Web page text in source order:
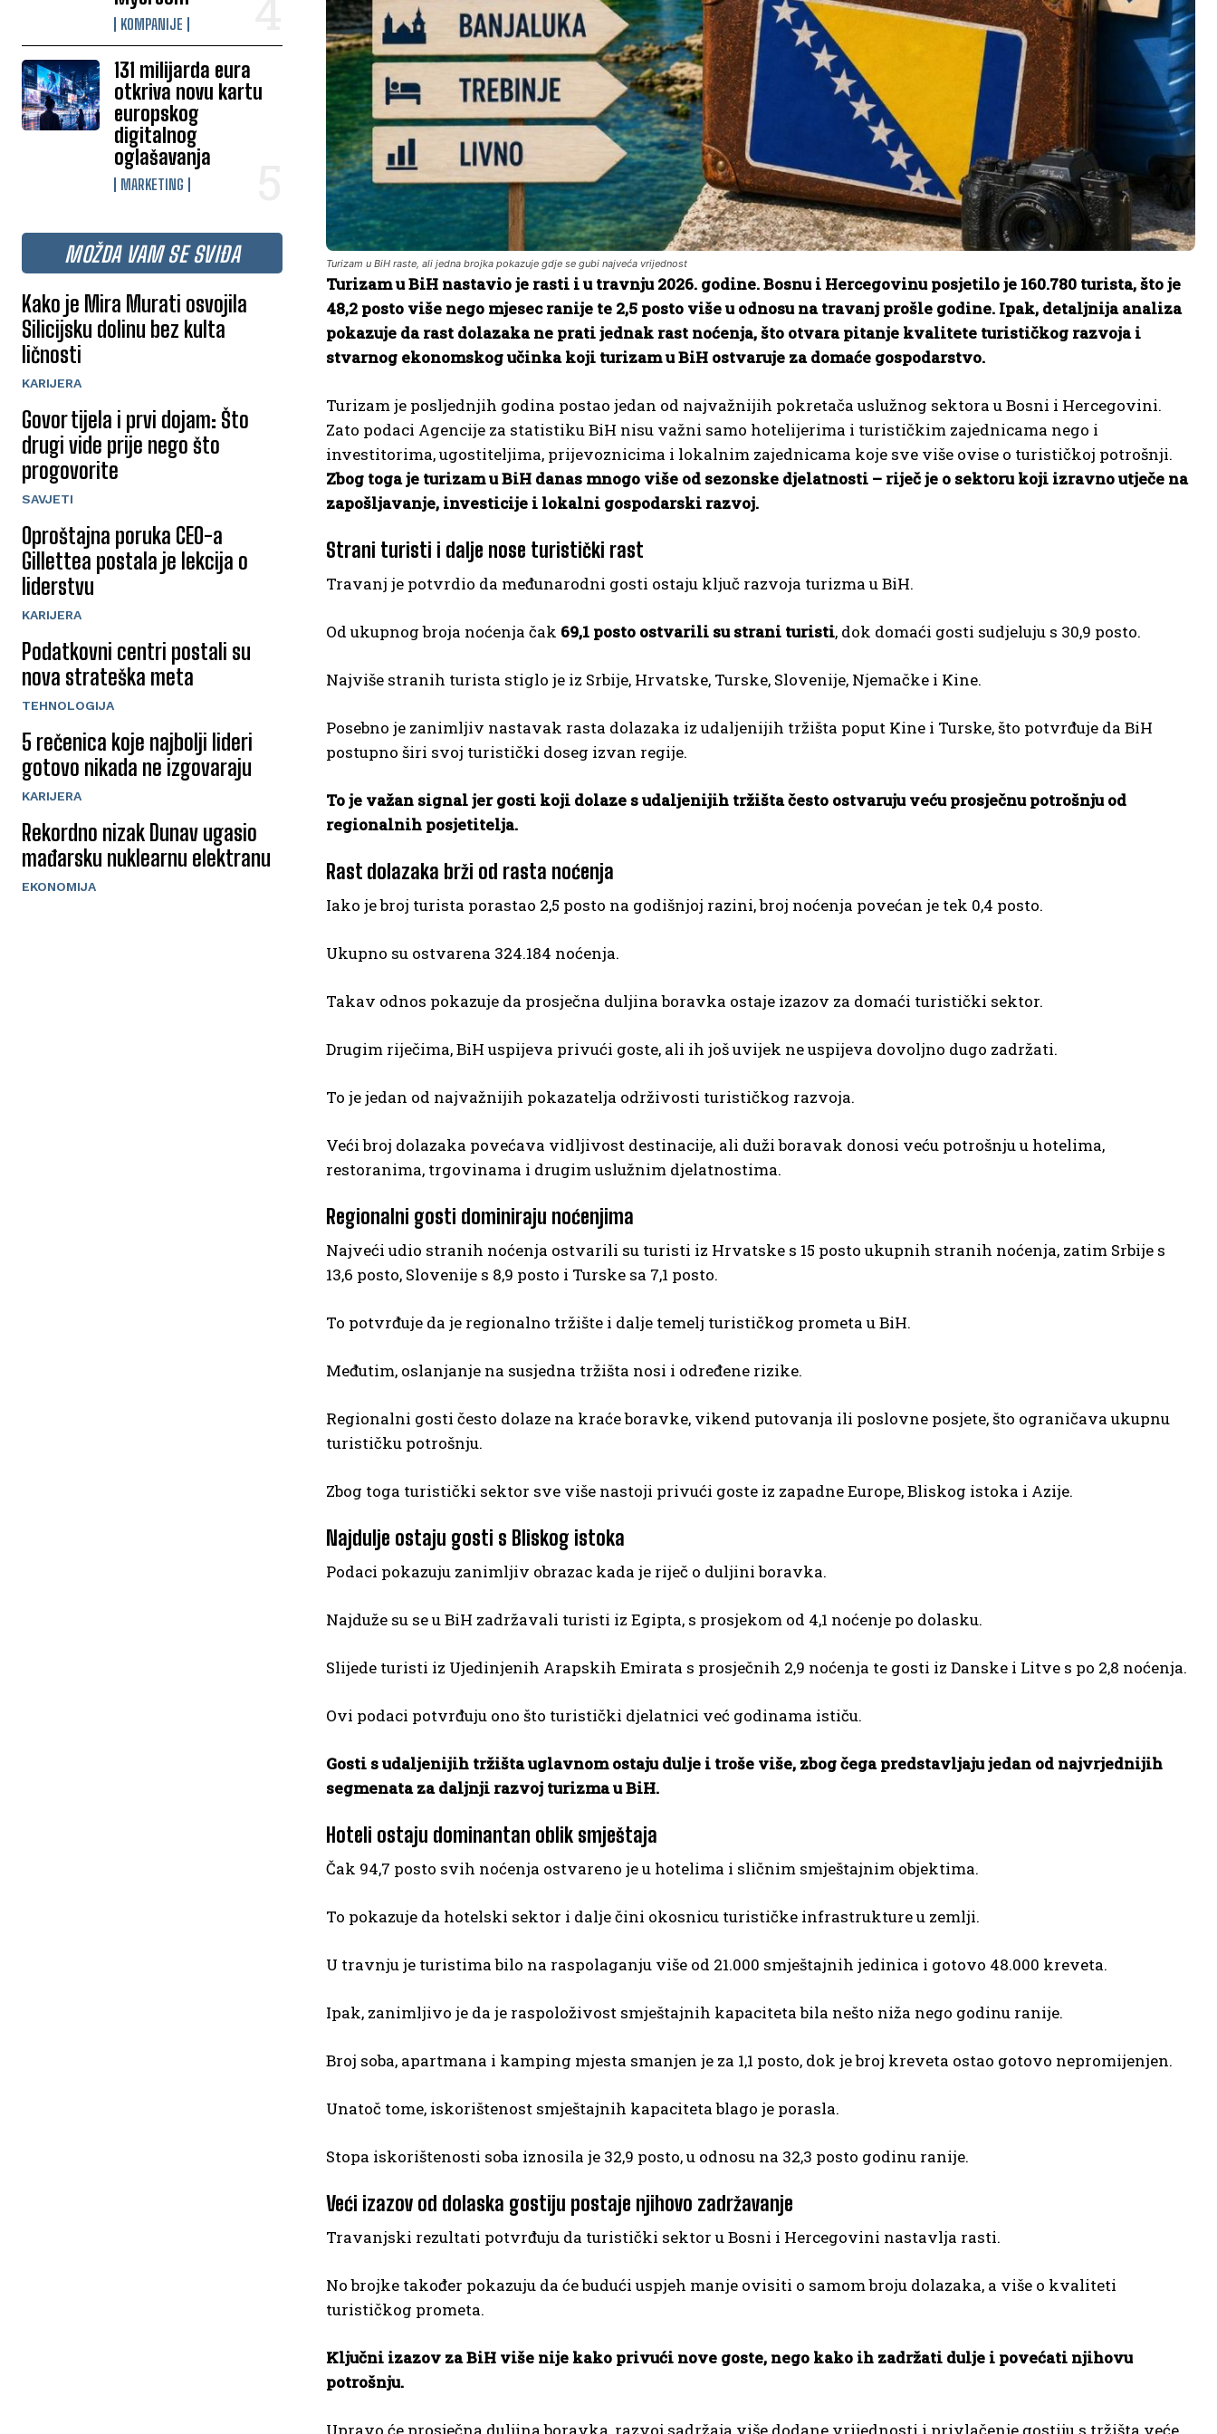
KOMPANIJE
131 milijarda eura
otkriva novu kartu
europskog
digitalnog
oglašavanja
MARKETING
MOŽDA VAM SE SVIĐA
Kako je Mira Murati osvojila
Silicijsku dolinu bez kulta
ličnosti
KARIJERA
Govor tijela i prvi dojam: Što
drugi vide prije nego što
progovorite
SAVJETI
Oproštajna poruka CEO-a
Gillettea postala je lekcija o
liderstvu
KARIJERA
Podatkovni centri postali su
nova strateška meta
TEHNOLOGIJA
5 rečenica koje najbolji lideri
gotovo nikada ne izgovaraju
KARIJERA
Rekordno nizak Dunav ugasio
mađarsku nuklearnu elektranu
EKONOMIJA
Turizam u BiH raste, ali jedna brojka pokazuje gdje se gubi najveća vrijednost
Turizam u BiH nastavio je rasti i u travnju 2026. godine. Bosnu i Hercegovinu posjetilo je 160.780 turista, što je
48,2 posto više nego mjesec ranije te 2,5 posto više u odnosu na travanj prošle godine. Ipak, detaljnija analiza
pokazuje da rast dolazaka ne prati jednak rast noćenja, što otvara pitanje kvalitete turističkog razvoja i
stvarnog ekonomskog učinka koji turizam u BiH ostvaruje za domaće gospodarstvo.
Turizam je posljednjih godina postao jedan od najvažnijih pokretača uslužnog sektora u Bosni i Hercegovini.
Zato podaci Agencije za statistiku BiH nisu važni samo hotelijerima i turističkim zajednicama nego i
investitorima, ugostiteljima, prijevoznicima i lokalnim zajednicama koje sve više ovise o turističkoj potrošnji.
Zbog toga je turizam u BiH danas mnogo više od sezonske djelatnosti – riječ je o sektoru koji izravno utječe na
zapošljavanje, investicije i lokalni gospodarski razvoj.
Strani turisti i dalje nose turistički rast
Travanj je potvrdio da međunarodni gosti ostaju ključ razvoja turizma u BiH.
Od ukupnog broja noćenja čak 69,1 posto ostvarili su strani turisti, dok domaći gosti sudjeluju s 30,9 posto.
Najviše stranih turista stiglo je iz Srbije, Hrvatske, Turske, Slovenije, Njemačke i Kine.
Posebno je zanimljiv nastavak rasta dolazaka iz udaljenijih tržišta poput Kine i Turske, što potvrđuje da BiH
postupno širi svoj turistički doseg izvan regije.
To je važan signal jer gosti koji dolaze s udaljenijih tržišta često ostvaruju veću prosječnu potrošnju od
regionalnih posjetitelja.
Rast dolazaka brži od rasta noćenja
Iako je broj turista porastao 2,5 posto na godišnjoj razini, broj noćenja povećan je tek 0,4 posto.
Ukupno su ostvarena 324.184 noćenja.
Takav odnos pokazuje da prosječna duljina boravka ostaje izazov za domaći turistički sektor.
Drugim riječima, BiH uspijeva privući goste, ali ih još uvijek ne uspijeva dovoljno dugo zadržati.
To je jedan od najvažnijih pokazatelja održivosti turističkog razvoja.
Veći broj dolazaka povećava vidljivost destinacije, ali duži boravak donosi veću potrošnju u hotelima,
restoranima, trgovinama i drugim uslužnim djelatnostima.
Regionalni gosti dominiraju noćenjima
Najveći udio stranih noćenja ostvarili su turisti iz Hrvatske s 15 posto ukupnih stranih noćenja, zatim Srbije s
13,6 posto, Slovenije s 8,9 posto i Turske sa 7,1 posto.
To potvrđuje da je regionalno tržište i dalje temelj turističkog prometa u BiH.
Međutim, oslanjanje na susjedna tržišta nosi i određene rizike.
Regionalni gosti često dolaze na kraće boravke, vikend putovanja ili poslovne posjete, što ograničava ukupnu
turističku potrošnju.
Zbog toga turistički sektor sve više nastoji privući goste iz zapadne Europe, Bliskog istoka i Azije.
Najdulje ostaju gosti s Bliskog istoka
Podaci pokazuju zanimljiv obrazac kada je riječ o duljini boravka.
Najduže su se u BiH zadržavali turisti iz Egipta, s prosjekom od 4,1 noćenje po dolasku.
Slijede turisti iz Ujedinjenih Arapskih Emirata s prosječnih 2,9 noćenja te gosti iz Danske i Litve s po 2,8 noćenja.
Ovi podaci potvrđuju ono što turistički djelatnici već godinama ističu.
Gosti s udaljenijih tržišta uglavnom ostaju dulje i troše više, zbog čega predstavljaju jedan od najvrjednijih
segmenata za daljnji razvoj turizma u BiH.
Hoteli ostaju dominantan oblik smještaja
Čak 94,7 posto svih noćenja ostvareno je u hotelima i sličnim smještajnim objektima.
To pokazuje da hotelski sektor i dalje čini okosnicu turističke infrastrukture u zemlji.
U travnju je turistima bilo na raspolaganju više od 21.000 smještajnih jedinica i gotovo 48.000 kreveta.
Ipak, zanimljivo je da je raspoloživost smještajnih kapaciteta bila nešto niža nego godinu ranije.
Broj soba, apartmana i kamping mjesta smanjen je za 1,1 posto, dok je broj kreveta ostao gotovo nepromijenjen.
Unatoč tome, iskorištenost smještajnih kapaciteta blago je porasla.
Stopa iskorištenosti soba iznosila je 32,9 posto, u odnosu na 32,3 posto godinu ranije.
Veći izazov od dolaska gostiju postaje njihovo zadržavanje
Travanjski rezultati potvrđuju da turistički sektor u Bosni i Hercegovini nastavlja rasti.
No brojke također pokazuju da će budući uspjeh manje ovisiti o samom broju dolazaka, a više o kvaliteti
turističkog prometa.
Ključni izazov za BiH više nije kako privući nove goste, nego kako ih zadržati dulje i povećati njihovu
potrošnju.
Upravo će prosječna duljina boravka, razvoj sadržaja više dodane vrijednosti i privlačenje gostiju s tržišta veće